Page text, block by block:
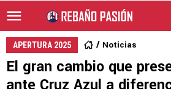
APERTURA 2025 Noticias
El gran cambio que